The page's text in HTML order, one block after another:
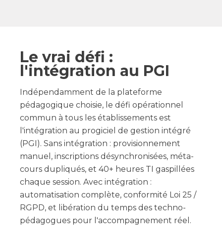
Le vrai défi :
l'intégration au PGI
Indépendamment de la plateforme
pédagogique choisie, le défi opérationnel
commun à tous les établissements est
l'intégration au progiciel de gestion intégré
(PGI). Sans intégration : provisionnement
manuel, inscriptions désynchronisées, méta-
cours dupliqués, et 40+ heures TI gaspillées
chaque session. Avec intégration :
automatisation complète, conformité Loi 25 /
RGPD, et libération du temps des techno-
pédagogues pour l'accompagnement réel.